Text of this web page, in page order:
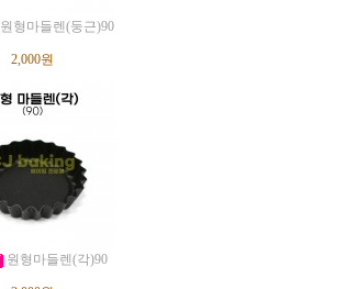
원형마들렌(둥근)90
2,000원
원형마들렌(각)90